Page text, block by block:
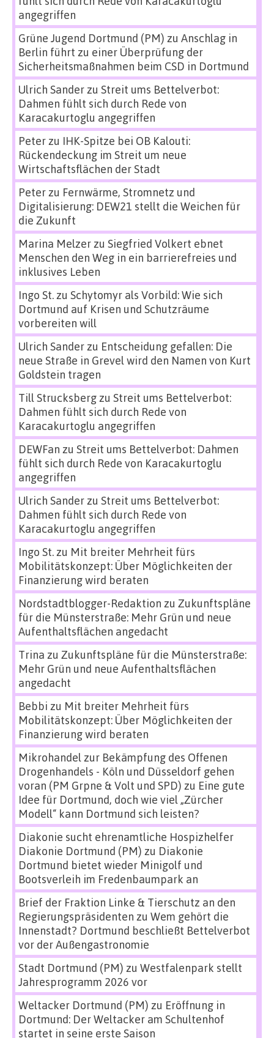
angegriffen
Grüne Jugend Dortmund (PM) zu Anschlag in
Berlin führt zu einer Überprüfung der
Sicherheitsmaßnahmen beim CSD in Dortmund
Ulrich Sanderzu Streit ums Bettelverbot:
Dahmen fühlt sich durch Rede von
Karacakurtoglu angegriffen
Peterzu IHK-Spitze bei OB Kalouti:
Rückendeckung im Streit um neue
Wirtschaftsflächen der Stadt
Peterzu Fernwärme, Stromnetz und
Digitalisierung: DEW21 stellt die Weichen für
die Zukunft
Marina Melzerzu Siegfried Volkert ebnet
Menschen den Weg in ein barrierefreies und
inklusives Leben
Ingo St.zu Schytomyr als Vorbild: Wie sich
Dortmund auf Krisen und Schutzräume
vorbereiten will
Ulrich Sanderzu Entscheidung gefallen: Die
neue Straße in Grevel wird den Namen von Kurt
Goldstein tragen
Till Strucksbergzu Streit ums Bettelverbot:
Dahmen fühlt sich durch Rede von
Karacakurtoglu angegriffen
DEWFan zu Streit ums Bettelverbot: Dahmen
fühlt sich durch Rede von Karacakurtoglu
angegriffen
Ulrich Sanderzu Streit ums Bettelverbot:
Dahmen fühlt sich durch Rede von
Karacakurtoglu angegriffen
Ingo St.zu Mit breiter Mehrheit fürs
Mobilitätskonzept: Über Möglichkeiten der
Finanzierung wird beraten
Nordstadtblogger-Redaktion zu Zukunftspläne
für die Münsterstraße: Mehr Grün und neue
Aufenthaltsflächen angedacht
Trina zu Zukunftspläne für die Münsterstraße:
Mehr Grün und neue Aufenthaltsflächen
angedacht
Bebbi zu Mit breiter Mehrheit fürs
Mobilitätskonzept: Über Möglichkeiten der
Finanzierung wird beraten
Mikrohandel zur Bekämpfung des Offenen
Drogenhandels - Köln und Düsseldorf gehen
voran (PM Grpne & Volt und SPD) zu Eine gute
Idee für Dortmund, doch wie viel „Zürcher
Modell“ kann Dortmund sich leisten?
Diakonie sucht ehrenamtliche Hospizhelfer
Diakonie Dortmund (PM) zu Diakonie
Dortmund bietet wieder Minigolf und
Bootsverleih im Fredenbaumpark an
Brief der Fraktion Linke & Tierschutz an den
Regierungspräsidenten zu Wem gehört die
Innenstadt? Dortmund beschließt Bettelverbot
vor der Außengastronomie
Stadt Dortmund (PM) zu Westfalenpark stellt
Jahresprogramm 2026 vor
Weltacker Dortmund (PM) zu Eröffnung in
Dortmund: Der Weltacker am Schultenhof
startet in seine erste Saison